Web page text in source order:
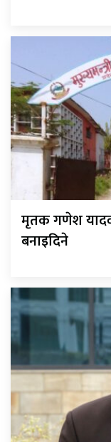
मृतक गणेश
बनाइदिने